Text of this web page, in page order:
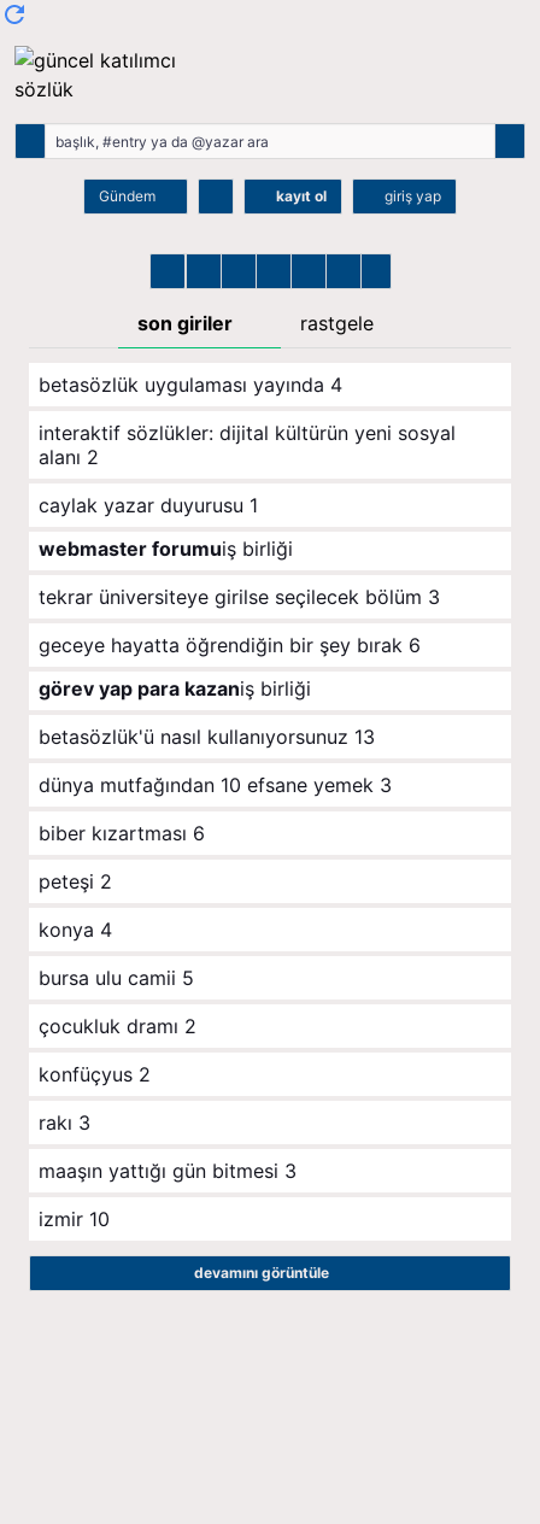
Gündem kayıt ol giriş yap
son giriler rastgele
betasözlük uygulaması yayında 4
i̇nteraktif sözlükler: dijital kültürün yeni sosyal
alanı 2
caylak yazar duyurusu 1
webmaster forumuiş birliği
tekrar üniversiteye girilse seçilecek bölüm 3
geceye hayatta öğrendiğin bir şey bırak 6
görev yap para kazaniş birliği
betasözlük'ü nasıl kullanıyorsunuz 13
dünya mutfağından 10 efsane yemek 3
biber kızartması 6
peteşi 2
konya 4
bursa ulu camii 5
çocukluk dramı 2
konfüçyus 2
rakı 3
maaşın yattığı gün bitmesi 3
izmir 10
devamını görüntüle